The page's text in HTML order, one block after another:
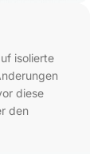
isolierte
diese
den